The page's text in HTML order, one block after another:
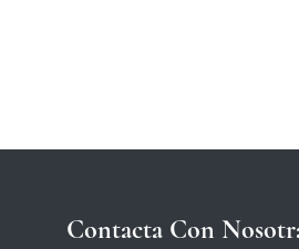
Contacta Con